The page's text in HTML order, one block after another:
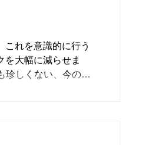
これを意識的に行う
を大幅に減らせま
珍しくない、今の時